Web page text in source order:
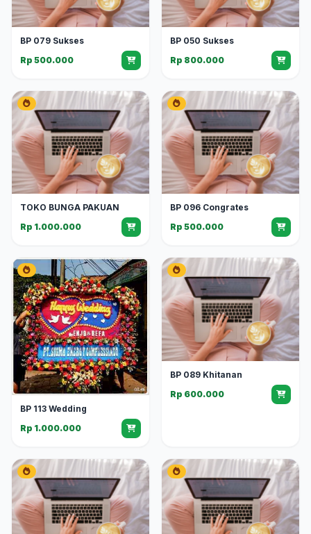
BP 079 Sukses
Rp 500.000
BP 050 Sukses
Rp 800.000
TOKO BUNGA PAKUAN
Rp 1.000.000
BP 096 Congrates
Rp 500.000
BP 113 Wedding
Rp 1.000.000
BP 089 Khitanan
Rp 600.000